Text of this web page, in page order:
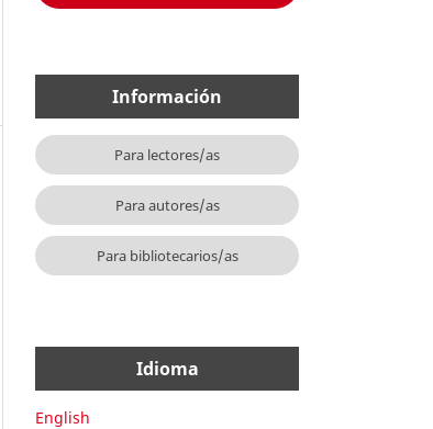
Información
Para lectores/as
Para autores/as
Para bibliotecarios/as
Idioma
English